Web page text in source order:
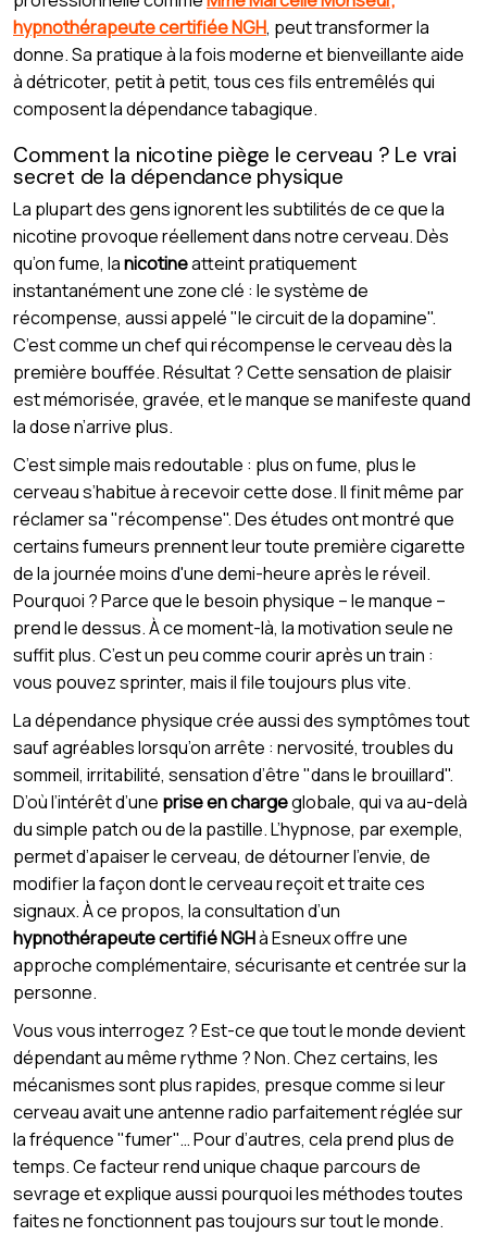
hypnothérapeute certifiée NGH, peut transformer la
donne. Sa pratique à la fois moderne et bienveillante aide
à détricoter, petit à petit, tous ces fils entremêlés qui
composent la dépendance tabagique.
Comment la nicotine piège le cerveau ? Le vrai
secret de la dépendance physique
La plupart des gens ignorent les subtilités de ce que la
nicotine provoque réellement dans notre cerveau. Dès
qu’on fume, lanicotineatteint pratiquement
instantanément une zone clé : le système de
récompense, aussi appelé "le circuit de la dopamine".
C’est comme un chef qui récompense le cerveau dès la
première bouffée. Résultat ? Cette sensation de plaisir
est mémorisée, gravée, et le manque se manifeste quand
la dose n’arrive plus.
C’est simple mais redoutable : plus on fume, plus le
cerveau s’habitue à recevoir cette dose. Il finit même par
réclamer sa "récompense". Des études ont montré que
certains fumeurs prennent leur toute première cigarette
de la journée moins d'une demi-heure après le réveil.
Pourquoi ? Parce que le besoin physique – le manque –
prend le dessus. À ce moment-là, la motivation seule ne
suffit plus. C’est un peu comme courir après un train :
vous pouvez sprinter, mais il file toujours plus vite.
La dépendance physique crée aussi des symptômes tout
sauf agréables lorsqu’on arrête : nervosité, troubles du
sommeil, irritabilité, sensation d’être "dans le brouillard".
D’où l’intérêt d’une prise en chargeglobale, qui va au-delà
du simple patch ou de la pastille. L’hypnose, par exemple,
permet d’apaiser le cerveau, de détourner l’envie, de
modifier la façon dont le cerveau reçoit et traite ces
signaux. À ce propos, la consultation d’un
hypnothérapeute certifié NGHà Esneux offre une
approche complémentaire, sécurisante et centrée sur la
personne.
Vous vous interrogez ? Est-ce que tout le monde devient
dépendant au même rythme ? Non. Chez certains, les
mécanismes sont plus rapides, presque comme si leur
cerveau avait une antenne radio parfaitement réglée sur
la fréquence "fumer"… Pour d’autres, cela prend plus de
temps. Ce facteur rend unique chaque parcours de
sevrage et explique aussi pourquoi les méthodes toutes
faites ne fonctionnent pas toujours sur tout le monde.